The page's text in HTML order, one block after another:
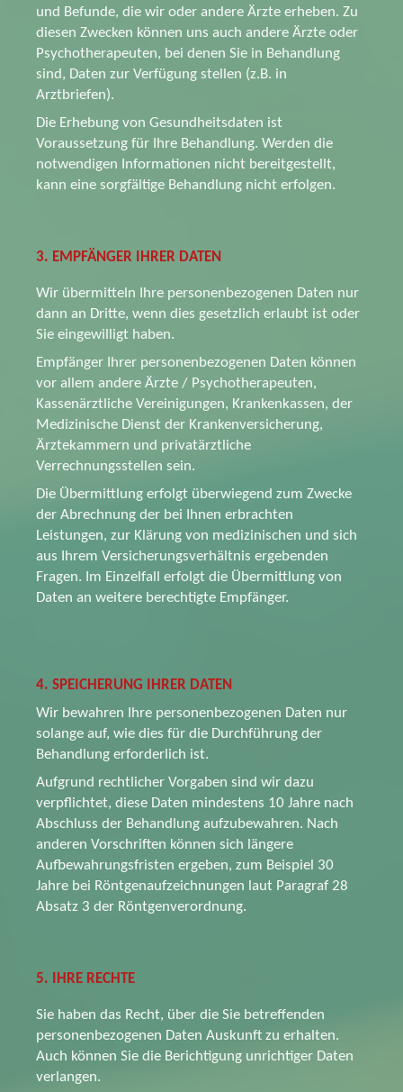
und Befunde, die wir oder andere Ärzte erheben. Zu
diesen Zwecken können uns auch andere Ärzte oder
Psychotherapeuten, bei denen Sie in Behandlung
sind, Daten zur Verfügung stellen (z.B. in
Arztbriefen).
Die Erhebung von Gesundheitsdaten ist
Voraussetzung für Ihre Behandlung. Werden die
notwendigen Informationen nicht bereitgestellt,
kann eine sorgfältige Behandlung nicht erfolgen.
3. EMPFÄNGER IHRER DATEN
Wir übermitteln Ihre personenbezogenen Daten nur
dann an Dritte, wenn dies gesetzlich erlaubt ist oder
Sie eingewilligt haben.
Empfänger Ihrer personenbezogenen Daten können
vor allem andere Ärzte / Psychotherapeuten,
Kassenärztliche Vereinigungen, Krankenkassen, der
Medizinische Dienst der Krankenversicherung,
Ärztekammern und privatärztliche
Verrechnungsstellen sein.
Die Übermittlung erfolgt überwiegend zum Zwecke
der Abrechnung der bei Ihnen erbrachten
Leistungen, zur Klärung von medizinischen und sich
aus Ihrem Versicherungsverhältnis ergebenden
Fragen. Im Einzelfall erfolgt die Übermittlung von
Daten an weitere berechtigte Empfänger.
4. SPEICHERUNG IHRER DATEN
Wir bewahren Ihre personenbezogenen Daten nur
solange auf, wie dies für die Durchführung der
Behandlung erforderlich ist.
Aufgrund rechtlicher Vorgaben sind wir dazu
verpflichtet, diese Daten mindestens 10 Jahre nach
Abschluss der Behandlung aufzubewahren. Nach
anderen Vorschriften können sich längere
Aufbewahrungsfristen ergeben, zum Beispiel 30
Jahre bei Röntgenaufzeichnungen laut Paragraf 28
Absatz 3 der Röntgenverordnung.
5. IHRE RECHTE
Sie haben das Recht, über die Sie betreffenden
personenbezogenen Daten Auskunft zu erhalten.
Auch können Sie die Berichtigung unrichtiger Daten
verlangen.